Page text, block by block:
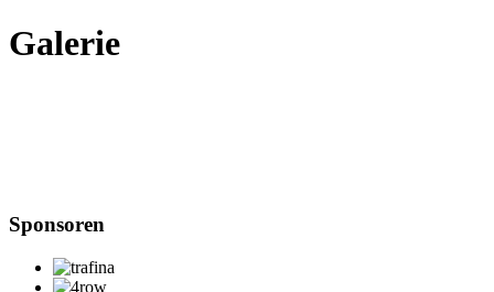
Galerie
Sponsoren